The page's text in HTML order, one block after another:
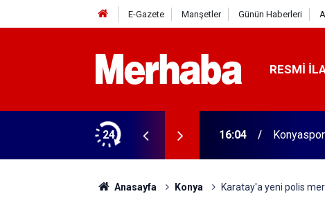
E-Gazete Manşetler Günün Haberleri
RESMI
24
313 beygir motoru var 16:04
Anasayfa Konya Karatay'a yeni polis